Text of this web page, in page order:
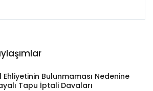
Ehliyetinin Bulunmaması Nedenine
Tapu İptali Davaları